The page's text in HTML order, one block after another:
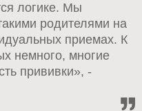
логике. Мы
родителями на
приемах. К
немного, многие
прививки», -